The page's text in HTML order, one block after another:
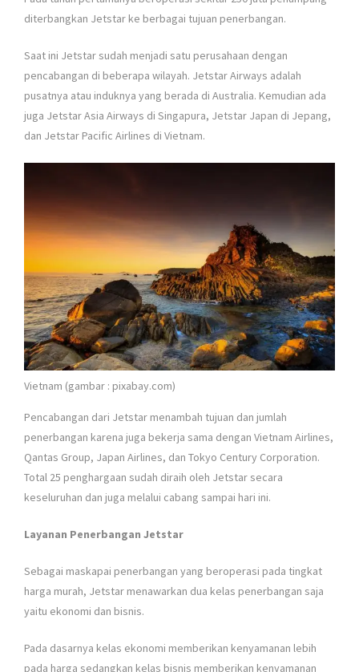
diterbangkan Jetstar ke berbagai tujuan penerbangan.
Saat ini Jetstar sudah menjadi satu perusahaan dengan
pencabangan di beberapa wilayah. Jetstar Airways adalah
pusatnya atau induknya yang berada di Australia. Kemudian ada
juga Jetstar Asia Airways di Singapura, Jetstar Japan di Jepang,
dan Jetstar Pacific Airlines di Vietnam.
Vietnam (gambar : pixabay.com)
Pencabangan dari Jetstar menambah tujuan dan jumlah
penerbangan karena juga bekerja sama dengan Vietnam Airlines,
Qantas Group, Japan Airlines, dan Tokyo Century Corporation.
Total 25 penghargaan sudah diraih oleh Jetstar secara
keseluruhan dan juga melalui cabang sampai hari ini.
Layanan Penerbangan Jetstar
Sebagai maskapai penerbangan yang beroperasi pada tingkat
harga murah, Jetstar menawarkan dua kelas penerbangan saja
yaitu ekonomi dan bisnis.
Pada dasarnya kelas ekonomi memberikan kenyamanan lebih
pada harga sedangkan kelas bisnis memberikan kenyamanan